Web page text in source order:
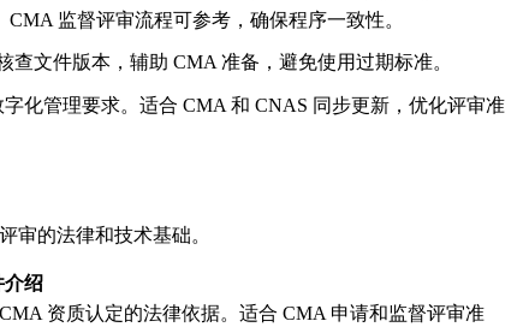
监督评审流程可参考，确保程序一致性。
文件版本，辅助 CMA 准备，避免使用过期标准。
化管理要求。适合 CMA 和 CNAS 同步更新，优化评审准
审的法律和技术基础。
介绍
资质认定的法律依据。适合 CMA 申请和监督评审准